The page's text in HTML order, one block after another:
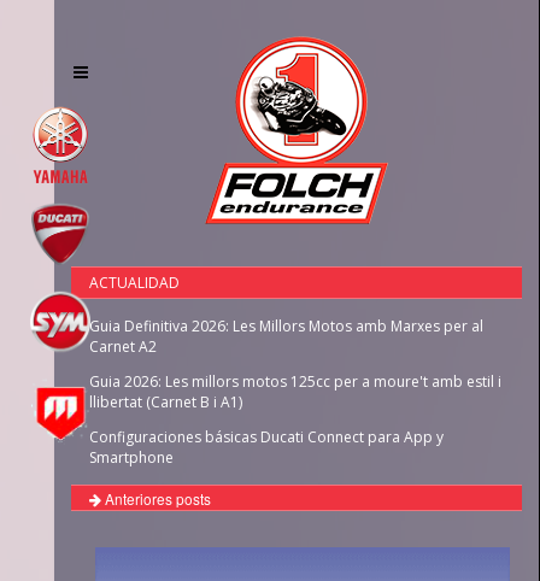
Toggle
ACTUALIDAD
Guia Definitiva 2026: Les Millors Motos amb Marxes per al
Carnet A2
Guia 2026: Les millors motos 125cc per a moure't amb estil i
llibertat (Carnet B i A1)
Configuraciones básicas Ducati Connect para App y
Smartphone
Anteriores posts